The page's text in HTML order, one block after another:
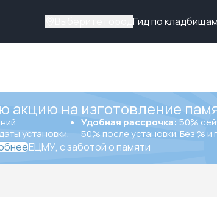
Гид по кладбищам
на изготовление
установки.
Удобная рассрочка: 50%
50% после установки. Без % и
ЕЦМУ, с заботой о памяти